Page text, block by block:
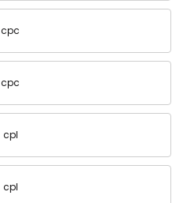
cpc
cpc
cpl
cpl